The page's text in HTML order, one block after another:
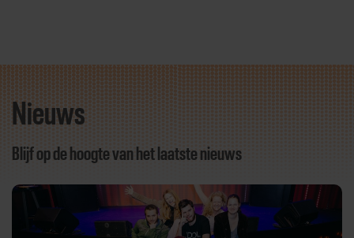
Nieuws
Blijf op de hoogte van het laatste nieuws